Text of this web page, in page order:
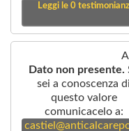
Leggi le 0
Dato non presente.
sei a conoscenza di
questo valore
comunicacelo a: